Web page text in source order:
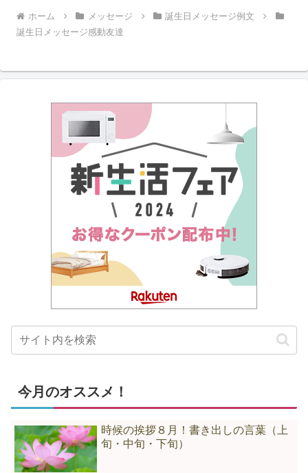
ホーム メッセージ
誕生日メッセージ例文
誕生日メッセージ感動友達
今月のオススメ！
時候の挨拶８月！書き出しの言葉（上
旬・中旬・下旬）